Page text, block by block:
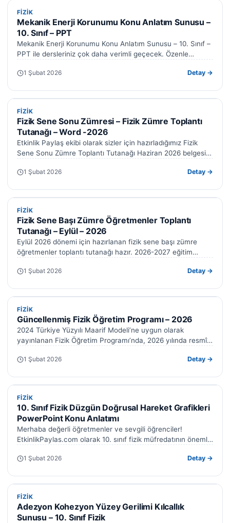
FIZIK
FIZIK
Mekanik Enerji Korunumu Konu Anlatım Sunusu –
10. Sınıf – PPT
Mekanik Enerji Korunumu Konu Anlatım Sunusu – 10. Sınıf –
PPT ile dersleriniz çok daha verimli geçecek. Özenle
1 Şubat 2026 Detay →
FIZIK
FIZIK
Fizik Sene Sonu Zümresi – Fizik Zümre Toplantı
Tutanağı – Word -2026
Etkinlik Paylaş ekibi olarak sizler için hazırladığımız Fizik
Sene Sonu Zümre Toplantı Tutanağı Haziran 2026 belgesini
1 Şubat 2026 Detay →
FIZIK
FIZIK
Fizik Sene Başı Zümre Öğretmenler Toplantı
Tutanağı – Eylül – 2026
Eylül 2026 dönemi için hazırlanan fizik sene başı zümre
öğretmenler toplantı tutanağı hazır. 2026-2027 eğitim
1 Şubat 2026 Detay →
FIZIK
FIZIK
Güncellenmiş Fizik Öğretim Programı – 2026
2024 Türkiye Yüzyılı Maarif Modeli’ne uygun olarak
yayınlanan Fizik Öğretim Programı’nda, 2026 yılında resmî
1 Şubat 2026 Detay →
FIZIK
FIZIK
10. Sınıf Fizik Düzgün Doğrusal Hareket Grafikleri
PowerPoint Konu Anlatımı
Merhaba değerli öğretmenler ve sevgili öğrenciler!
EtkinlikPaylas.com olarak 10. sınıf fizik müfredatının önemli
1 Şubat 2026 Detay →
FIZIK
FIZIK
Adezyon Kohezyon Yüzey Gerilimi Kılcallık
Sunusu – 10. Sınıf Fizik